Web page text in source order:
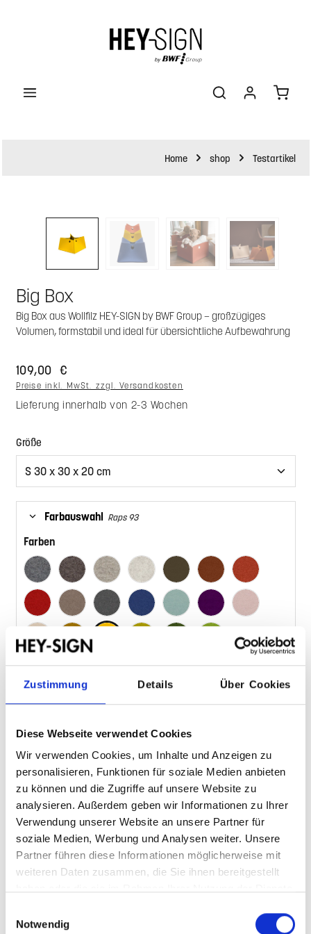
Zustimmung Details Über Cookies
Diese Webseite verwendet Cookies
Wir verwenden Cookies, um Inhalte und Anzeigen zu
personalisieren, Funktionen für soziale Medien anbieten
zu können und die Zugriffe auf unsere Website zu
analysieren. Außerdem geben wir Informationen zu Ihrer
Verwendung unserer Website an unsere Partner für
soziale Medien, Werbung und Analysen weiter. Unsere
Partner führen diese Informationen möglicherweise mit
weiteren Daten zusammen, die Sie ihnen bereitgestellt
Notwendig
Home shop Testartikel
Bildergalerie überspringen
Big Box
Big Box aus Wollfilz HEY-SIGN by BWF Group – großzügiges
Volumen, formstabil und ideal für übersichtliche Aufbewahrung
109,00 €
Preise inkl. MwSt. zzgl. Versandkosten
Lieferung innerhalb von 2-3 Wochen
Größeauswählen
Farbauswahl Raps 93
Farben
Anthrazit 01Pepper 47Hellmeliert 07
Marmor 06Umbra 42Zimt 67 Iron 66
Rot 11 Taupe 35Taubengrau 17
Indigo 12Aqua 50 Pflaume 68Powder 51
Macadamia 86
Mustard 96 Maigrün 30
Zusammenfassung
Hinweis zum Widerruf
Produkt individuell konfigurierbar und daher vom
Widerruf ausgeschlossen.
Preise inkl. MwSt. zzgl. Versandkosten